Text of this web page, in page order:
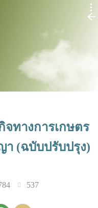
จทางการเกษตร
(ฉบับปรับปรุง)
537